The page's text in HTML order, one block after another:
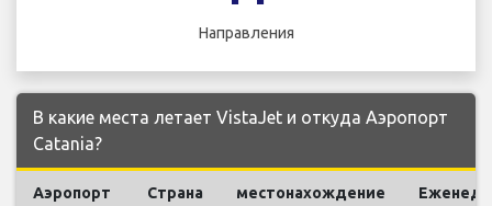
Направления
В какие места летает VistaJet и откуда Аэропорт
Catania?
Аэропорт Страна местонахождение